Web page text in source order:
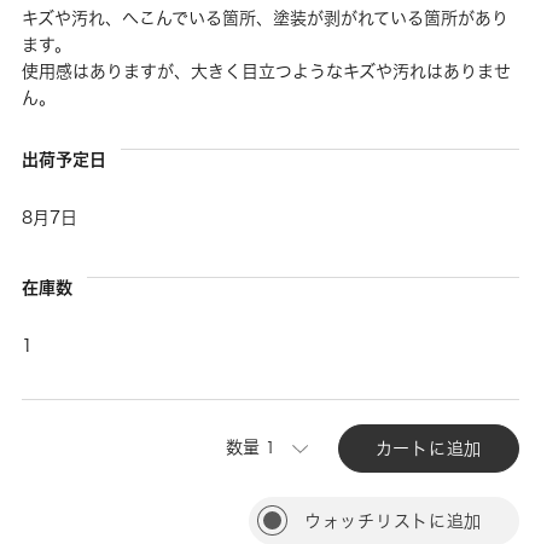
キズや汚れ、へこんでいる箇所、塗装が剥がれている箇所があり
ます。
使用感はありますが、大きく目立つようなキズや汚れはありませ
ん。
出荷予定日
8月7日
在庫数
1
数量 カートに追加
ウォッチリストに追加